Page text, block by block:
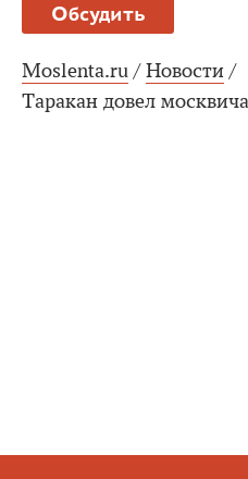
Обсудить
Moslenta.ru / Новости /
Таракан довел